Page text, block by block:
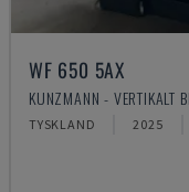
WF 650 5AX
KUNZMANN - VERTIKALT
TYSKLAND 2025